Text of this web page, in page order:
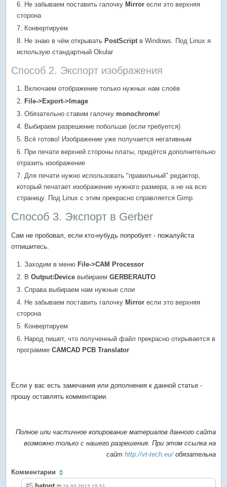
Не забываем поставить галочку Mirror если это верхняя
сторона
Конвертируем
Не знаю в чём открывать PostScriptв Windows. Под Linux я
использую стандартный Okular
Способ 2. Экспорт изображения
Включаем отображение только нужных нам слоёв
File->Export->Image
Обязательно ставим галочку monochrome!
Выбираем разрешение побольше (если требуется)
Всё готово! Изображение уже получается негативным
При печати верхней стороны платы, придётся дополнительно
отразить изображение
Для печати нужно использовать "правильный" редактор,
который печатает изображение нужного размера, а не на всю
страницу. Под Linux с этим прекрасно справляется Gimp.
Способ 3. Экспорт в Gerber
Сам не пробовал, если кто-нубудь попробует - пожалуйста
отпишитесь.
Заходим в меню File->CAM Processor
ВOutput:Device выбираемGERBERAUTO
Справа выбираем нам нужные слои
Не забываем поставить галочку Mirror если это верхняя
сторона
Конвертируем
Народ пишет, что полученный файл прекрасно открывается в
программеCAMCAD PCB Translator
Если у вас есть замечания или дополнения к данной статье -
прошу оставлять комментарии.
Полное или частичное копирование материалов данного сайта
возможно только с нашего разрешения. При этом ссылка на
сайт http://vt-tech.eu/обязательна
Комментарии